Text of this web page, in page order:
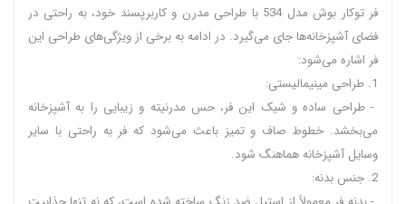
فر توکار بوش مدل 534 با طراحی مدرن و کاربرپسند خود، به راحتی در
فضای آشپزخانه‌ها جای می‌گیرد. در ادامه به برخی از ویژگی‌های طراحی این
فر اشاره می‌شود:
1. طراحی مینیمالیستی:
- طراحی ساده و شیک این فر، حس مدرنیته و زیبایی را به آشپزخانه
می‌بخشد. خطوط صاف و تمیز باعث می‌شود که فر به راحتی با سایر
وسایل آشپزخانه هماهنگ شود.
2. جنس بدنه: